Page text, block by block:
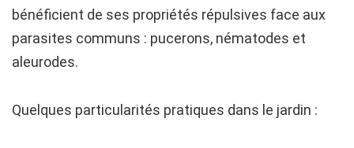
bénéficient de ses propriétés répulsives face aux
parasites communs : pucerons, nématodes et
aleurodes.
Quelques particularités pratiques dans le jardin :